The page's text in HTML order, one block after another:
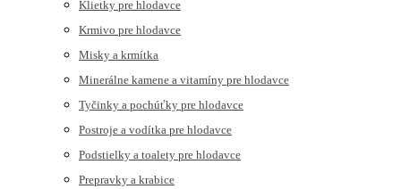
Klietky pre hlodavce
Krmivo pre hlodavce
Misky a krmítka
Minerálne kamene a vitamíny pre hlodavce
Tyčinky a pochúťky pre hlodavce
Postroje a vodítka pre hlodavce
Podstielky a toalety pre hlodavce
Prepravky a krabice